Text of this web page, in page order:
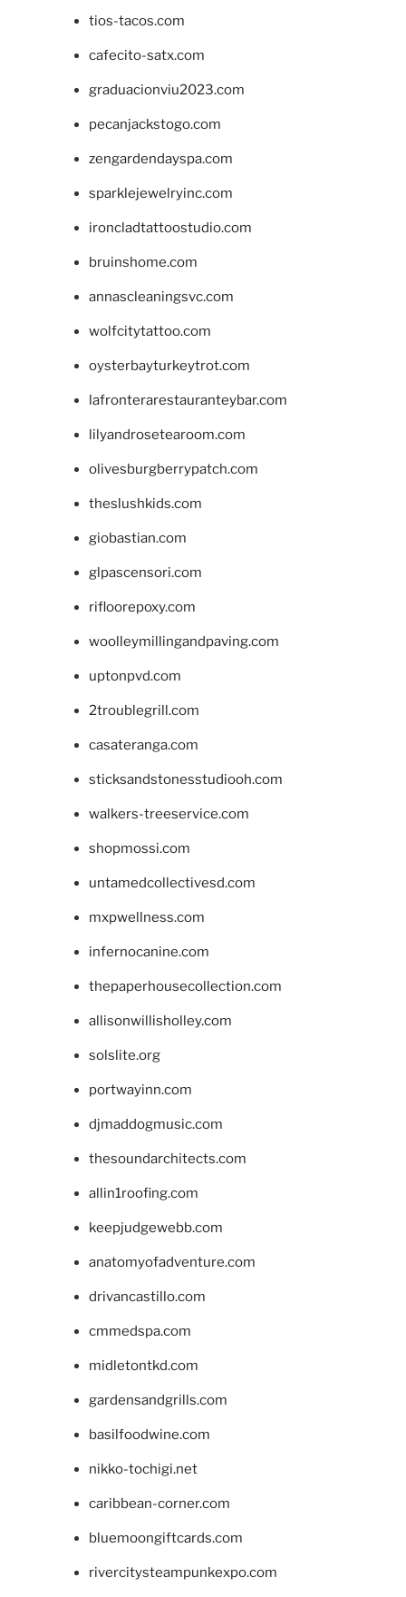
tios-tacos.com
cafecito-satx.com
graduacionviu2023.com
pecanjackstogo.com
zengardendayspa.com
sparklejewelryinc.com
ironcladtattoostudio.com
bruinshome.com
annascleaningsvc.com
wolfcitytattoo.com
oysterbayturkeytrot.com
lafronterarestauranteybar.com
lilyandrosetearoom.com
olivesburgberrypatch.com
theslushkids.com
giobastian.com
glpascensori.com
rifloorepoxy.com
woolleymillingandpaving.com
uptonpvd.com
2troublegrill.com
casateranga.com
sticksandstonesstudiooh.com
walkers-treeservice.com
shopmossi.com
untamedcollectivesd.com
mxpwellness.com
infernocanine.com
thepaperhousecollection.com
allisonwillisholley.com
solslite.org
portwayinn.com
djmaddogmusic.com
thesoundarchitects.com
allin1roofing.com
keepjudgewebb.com
anatomyofadventure.com
drivancastillo.com
cmmedspa.com
midletontkd.com
gardensandgrills.com
basilfoodwine.com
nikko-tochigi.net
caribbean-corner.com
bluemoongiftcards.com
rivercitysteampunkexpo.com